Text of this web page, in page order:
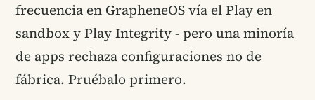
frecuencia en GrapheneOS vía el Play en
sandbox y Play Integrity - pero una minoría
de apps rechaza configuraciones no de
fábrica. Pruébalo primero.